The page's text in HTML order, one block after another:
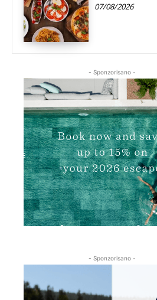
07/08/2026
- Sponzorisano -
- Sponzorisano -